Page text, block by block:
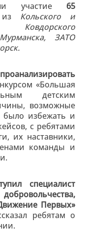
участие65
из Кольского и
ЗАТО
«Большая
детским
возможные
было избежать и
с ребятами
их наставники,
команды и
специалист
Первых»
ребятам о